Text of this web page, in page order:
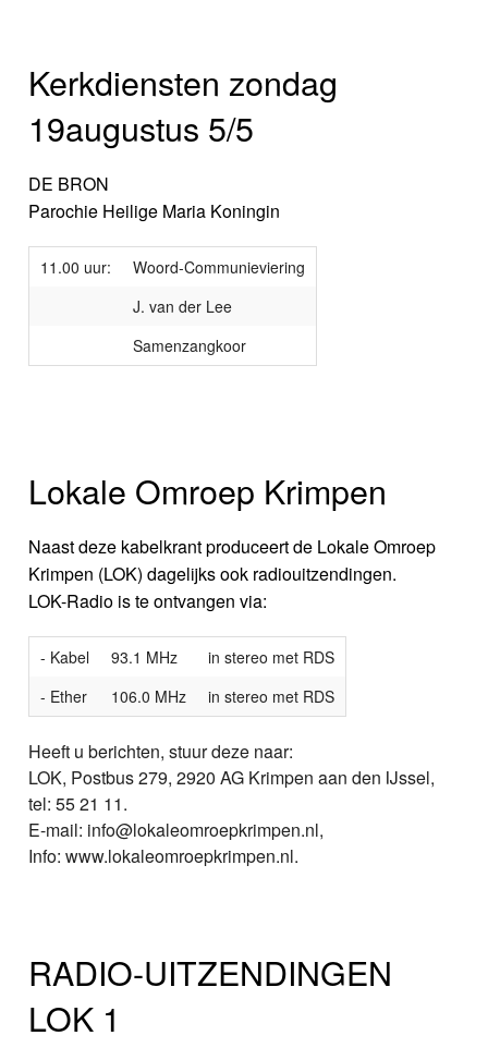
Kerkdiensten zondag
19augustus 5/5
DE BRON
Parochie Heilige Maria Koningin
11.00 uur:
Woord-Communieviering
J. van der Lee
Samenzangkoor
Lokale Omroep Krimpen
Naast deze kabelkrant produceert de Lokale Omroep
Krimpen (LOK) dagelijks ook radiouitzendingen.
LOK-Radio is te ontvangen via:
- Kabel 93.1 MHz
in stereo met RDS
- Ether
106.0 MHz in stereo met RDS
Heeft u berichten, stuur deze naar:
LOK, Postbus 279, 2920 AG Krimpen aan den IJssel,
tel: 55 21 11.
E-mail: info@lokaleomroepkrimpen.nl,
Info: www.lokaleomroepkrimpen.nl.
RADIO-UITZENDINGEN
LOK 1